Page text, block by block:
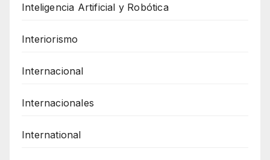
Inteligencia Artificial y Robótica
Interiorismo
Internacional
Internacionales
International